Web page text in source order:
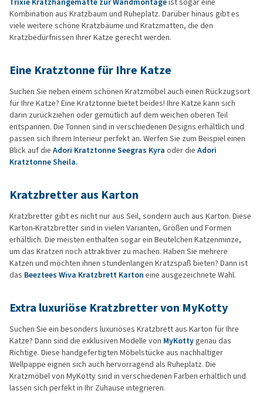
Kombination aus Kratzbaum und Ruheplatz. Darüber hinaus gibt es
viele weitere schöne Kratzbäume und Kratzmatten, die den
Kratzbedürfnissen Ihrer Katze gerecht werden.
Eine Kratztonne für Ihre Katze
Suchen Sie neben einem schönen Kratzmöbel auch einen Rückzugsort
für Ihre Katze? Eine Kratztonne bietet beides! Ihre Katze kann sich
darin zurückziehen oder gemütlich auf dem weichen oberen Teil
entspannen. Die Tonnen sind in verschiedenen Designs erhältlich und
passen sich Ihrem Interieur perfekt an. Werfen Sie zum Beispiel einen
Blick auf die Adori Kratztonne Seegras Kyra oder die Adori
Kratztonne Sheila.
Kratzbretter aus Karton
Kratzbretter gibt es nicht nur aus Seil, sondern auch aus Karton. Diese
Karton-Kratzbretter sind in vielen Varianten, Größen und Formen
erhältlich. Die meisten enthalten sogar ein Beutelchen Katzenminze,
um das Kratzen noch attraktiver zu machen. Haben Sie mehrere
Katzen und möchten ihnen stundenlangen Kratzspaß bieten? Dann ist
das Beeztees Wiva Kratzbrett Karton eine ausgezeichnete Wahl.
Extra luxuriöse Kratzbretter von MyKotty
Suchen Sie ein besonders luxuriöses Kratzbrett aus Karton für Ihre
Katze? Dann sind die exklusiven Modelle von MyKottygenau das
Richtige. Diese handgefertigten Möbelstücke aus nachhaltiger
Wellpappe eignen sich auch hervorragend als Ruheplatz. Die
Kratzmöbel von MyKotty sind in verschiedenen Farben erhältlich und
lassen sich perfekt in Ihr Zuhause integrieren.